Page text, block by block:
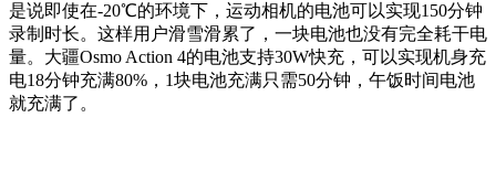
是说即使在-20℃的环境下，运动相机的电池可以实现150分钟
录制时长。这样用户滑雪滑累了，一块电池也没有完全耗干电
量。大疆Osmo Action 4的电池支持30W快充，可以实现机身充
电18分钟充满80%，1块电池充满只需50分钟，午饭时间电池
就充满了。